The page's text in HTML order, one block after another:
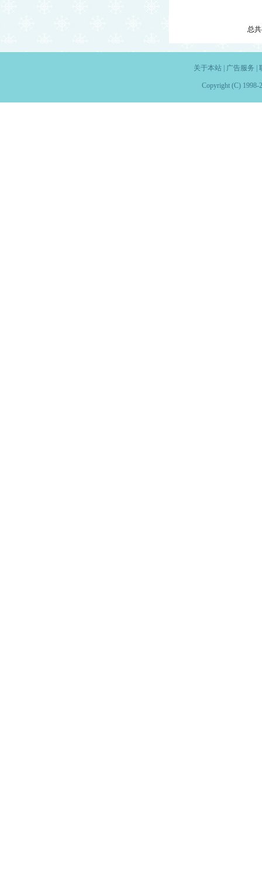
总
关于本站| 广告服务
Copyright (C) 1998-